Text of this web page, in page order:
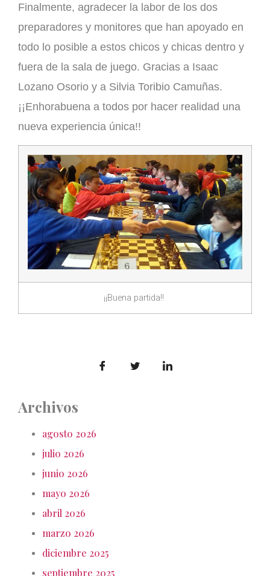
Finalmente, agradecer la labor de los dos
preparadores y monitores que han apoyado en
todo lo posible a estos chicos y chicas dentro y
fuera de la sala de juego. Gracias a Isaac
Lozano Osorio y a Silvia Toribio Camuñas.
¡¡Enhorabuena a todos por hacer realidad una
nueva experiencia única!!
¡¡Buena partida!!
Archivos
agosto 2026
julio 2026
junio 2026
mayo 2026
abril 2026
marzo 2026
diciembre 2025
septiembre 2025